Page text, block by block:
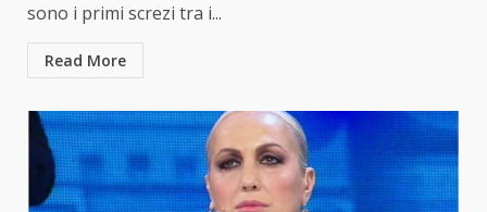
sono i primi screzi tra i...
Read More